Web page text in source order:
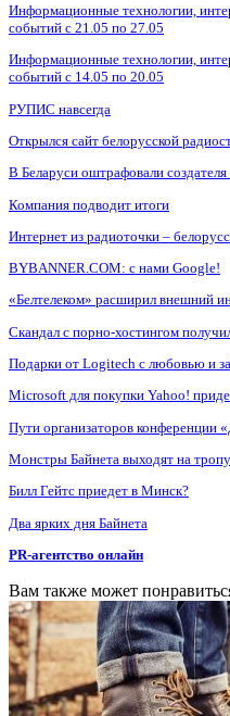
Информационные технологии,
событий с 21.05 по 27.05
Информационные технологии,
событий с 14.05 по 20.05
РУПИС навсегда
Открылся сайт белорусской
В Беларуси оштрафовали создателя
Компания подводит итоги
Интернет из радиоточки –
BYBANNER.COM: c нами Google!
«Белтелеком» расширил внешний
Скандал с порно-хостингом
Подарки от Logitech с любовью и
Microsoft для покупки Yahoo!
Пути организаторов конференции
Монстры Байнета выходят на
Билл Гейтс приедет в Минск?
Два ярких дня Байнета
PR-агентство онлайн
Вам также может